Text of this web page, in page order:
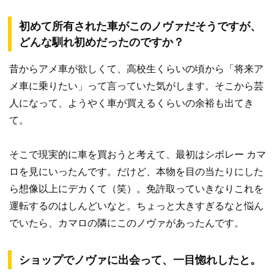
初めて所有された車がこのノヴァだそうですが、
どんな馴れ初めだったのですか？
昔からアメ車が欲しくて、高校生くらいの頃から「将来ア
メ車に乗りたい」って言っていた気がします。そこから芸
人になって、ようやく車が買えるくらいの余裕も出てき
て。
そこで現実的に車を買おうと考えて、最初はシボレー カマ
ロを見にいったんです。だけど、本物を目の当たりにした
ら想像以上にデカくて（笑）。免許取っていきなりこれを
運転するのはしんどいなと。ちょっと大きすぎるなと悩ん
でいたら、カマロの隣にこのノヴァがあったんです。
ショップでノヴァに出会って、一目惚れしたと。